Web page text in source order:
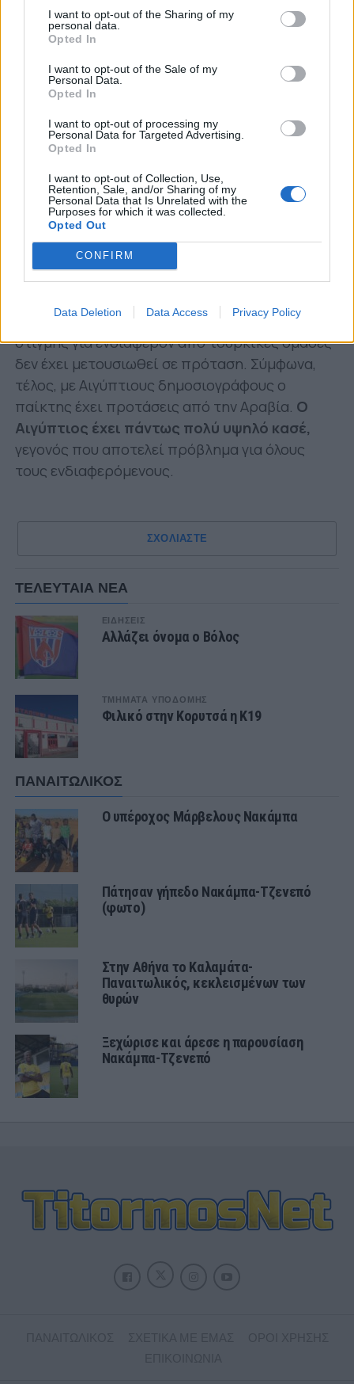
I want to opt-out of the Sharing of my
personal data.
Opted In
I want to opt-out of the Sale of my
Personal Data.
Opted In
I want to opt-out of processing my
Personal Data for Targeted Advertising.
Opted In
I want to opt-out of Collection, Use,
Retention, Sale, and/or Sharing of my
Personal Data that Is Unrelated with the
Purposes for which it was collected.
Opted Out
CONFIRM
Data Deletion Data Access Privacy Policy
μεσοεπιθετικά ώστε να στελεχωθεί επαρκώς.
Ο Ουάρντα αποτελεί μία γνωστή περίπτωση,
άλλωστε στο Αγρίνιο έπαιξε μπάλα για πρώτη
φορά στην Ελλάδα και εδώ αναδείχθηκε. Δεν
είναι δε και η πρώτη φορά που το όνομά του
«ακούγεται» για τον Τίτορμο.
Τον παίκτη θέλει ο
κοουτσάρει ο Χουάν Άνχελ Λόπεθ, με τον οποίο
συνυπήρξε στον Βόλο. Και ηομάδα της
Μαγνησίαςεκδήλωσε ενδιαφέρον αλλά
φαίνεται ότι δεν συγκεντρώνει πιθανότητες
καθ’ ότι φέρεται να έκανε πίσω καθώς και ο
Παναθηναϊκόςείναι επίσης στο «κόλπο».
Η όποια φημολογία έχει αναπτυχθεί μέχρι
στιγμής για ενδιαφέρον από τουρκικές ομάδες
δεν έχει μετουσιωθεί σε πρόταση. Σύμφωνα,
τέλος, με Αιγύπτιους δημοσιογράφους ο
παίκτης έχει προτάσεις από την Αραβία. Ο
Αιγύπτιος έχει πάντως πολύ υψηλό κασέ,
γεγονός που αποτελεί πρόβλημα για όλους
τους ενδιαφερόμενους.
ΣΧΟΛΙΑΣΤΕ
ΤΕΛΕΥΤΑΙΑ ΝΕΑ
ΕΙΔΗΣΕΙΣ
Αλλάζει όνομα ο Βόλος
ΤΜΗΜΑΤΑ ΥΠΟΔΟΜΗΣ
Φιλικό στην Κορυτσά η Κ19
ΠΑΝΑΙΤΩΛΙΚΟΣ
Ο υπέροχος Μάρβελους Νακάμπα
Πάτησαν γήπεδο Νακάμπα-Τζενεπό
(φωτο)
Στην Αθήνα το Καλαμάτα-
Παναιτωλικός, κεκλεισμένων των
θυρών
Ξεχώρισε και άρεσε η παρουσίαση
Νακάμπα-Τζενεπό